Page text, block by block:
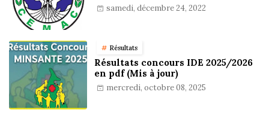
samedi, décembre 24, 2022
Résultats
Résultats concours IDE 2025/2026
en pdf (Mis à jour)
mercredi, octobre 08, 2025